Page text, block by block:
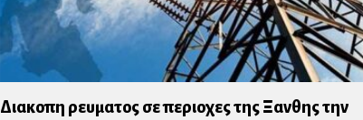
Διακοπη ρευματος σε περιοχες της Ξανθης την